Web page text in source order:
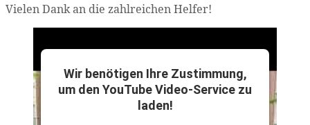
Vielen Dank an die zahlreichen Helfer!
Wir benötigen Ihre Zustimmung,
um den YouTube Video-Service zu
laden!